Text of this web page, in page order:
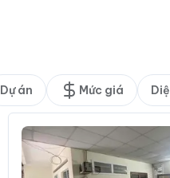
Dự án Mức giá